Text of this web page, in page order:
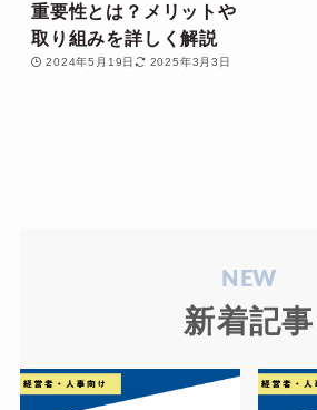
重要性とは？メリットや
取り組みを詳しく解説
2024年5月19日 2025年3月3日
NEW
新着記事